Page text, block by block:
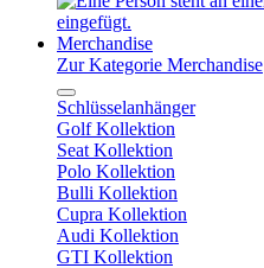
Merchandise
Zur Kategorie Merchandise
Schlüsselanhänger
Golf Kollektion
Seat Kollektion
Polo Kollektion
Bulli Kollektion
Cupra Kollektion
Audi Kollektion
GTI Kollektion